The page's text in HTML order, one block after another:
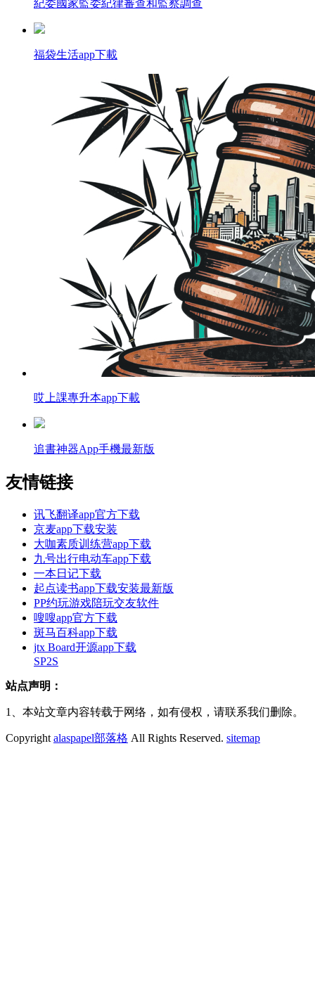
紀委國家監委紀律審查和監察調查
福袋生活app下載
哎上課專升本app下載
追書神器App手機最新版
友情链接
讯飞翻译app官方下载
京麦app下载安装
大咖素质训练营app下载
九号出行电动车app下载
一本日记下载
起点读书app下载安装最新版
PP约玩游戏陪玩交友软件
嗖嗖app官方下载
斑马百科app下载
jtx Board开源app下载
SP2S
站点声明：
1、本站文章内容转载于网络，如有侵权，请联系我们删除。
Copyright alaspapel部落格 All Rights Reserved. sitemap